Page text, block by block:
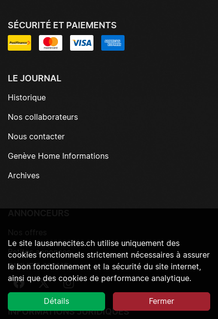
SÉCURITÉ ET PAIEMENTS
LE JOURNAL
Historique
Nos collaborateurs
Nous contacter
Genève Home Informations
Archives
Petites annonces
SUIVEZ-NOUS
Suivez-nous sur Facebook
Suivez-nous sur Twitter
Suivez-nous sur Instagram
INFORMATIONS JURIDIQUES
Le site lausannecites.ch utilise uniquement des
cookies fonctionnels strictement nécessaires à assurer
le bon fonctionnement et la sécurité du site internet,
ainsi que des cookies de performance analytique.
Détails Fermer